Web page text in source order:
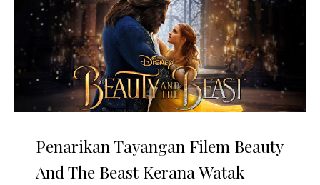
Penarikan Tayangan Filem Beauty
And The Beast Kerana Watak